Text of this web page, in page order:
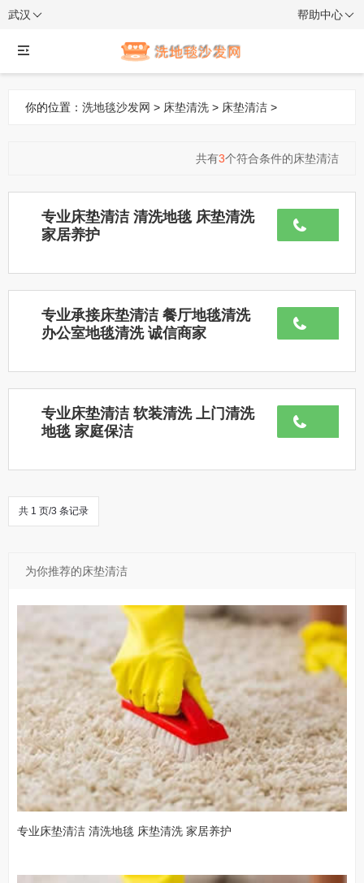
武汉 帮助中心
你的位置： 洗地毯沙发网 > 床垫清洗 > 床垫清洁 >
共有3个符合条件的床垫清洁
专业床垫清洁 清洗地毯 床垫清洗
家居养护
专业承接床垫清洁 餐厅地毯清洗
办公室地毯清洗 诚信商家
专业床垫清洁 软装清洗 上门清洗
地毯 家庭保洁
共 1 页/3 条记录
为你推荐的床垫清洁
专业床垫清洁 清洗地毯 床垫清洗 家居养护